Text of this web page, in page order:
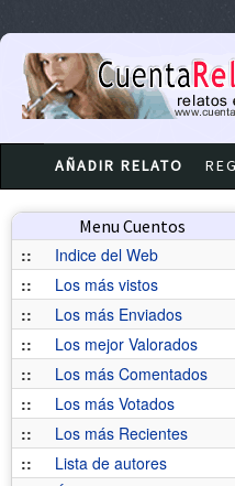
AÑADIR RELATO
Menu Cuentos
::
Indice del Web
::
Los más vistos
::
Los más Enviados
::
Los mejor Valorados
::
Los más Comentados
::
Los más Votados
::
Los más Recientes
::
Lista de autores